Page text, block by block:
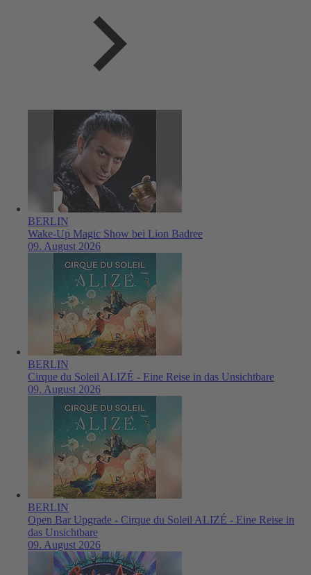
BERLIN
Wake-Up Magic Show bei Lion Badree
09. August 2026
BERLIN
Cirque du Soleil ALIZÉ - Eine Reise in das Unsichtbare
09. August 2026
BERLIN
Open Bar Upgrade - Cirque du Soleil ALIZÉ - Eine Reise in
das Unsichtbare
09. August 2026